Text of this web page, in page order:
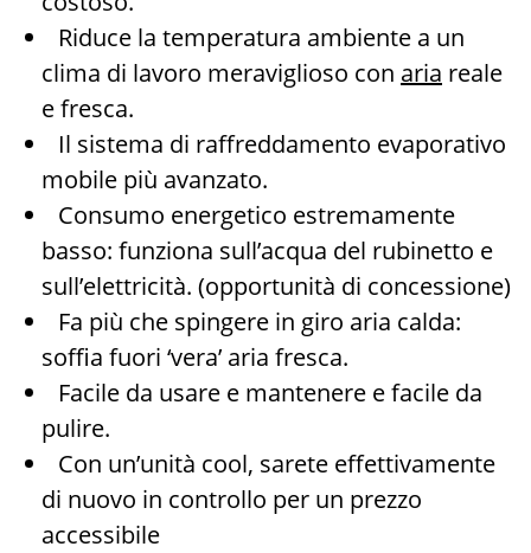
Riduce la temperatura ambiente a un
clima di lavoro meraviglioso con aria reale
e fresca.
Il sistema di raffreddamento evaporativo
mobile più avanzato.
Consumo energetico estremamente
basso: funziona sull’acqua del rubinetto e
sull’elettricità. (opportunità di concessione)
Fa più che spingere in giro aria calda:
soffia fuori ‘vera’ aria fresca.
Facile da usare e mantenere e facile da
pulire.
Con un’unità cool, sarete effettivamente
di nuovo in controllo per un prezzo
accessibile